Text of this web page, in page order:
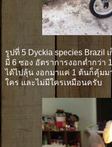
รูปที่ 5 Dyckia species Brazil
มี 6 ซอง อัตราการงอกต่ำกว่า
ได้ไปลุ้น งอกมาแค่ 1 ต้นก็คุ้มม
ใคร และไม่มีใครเหมือนครับ